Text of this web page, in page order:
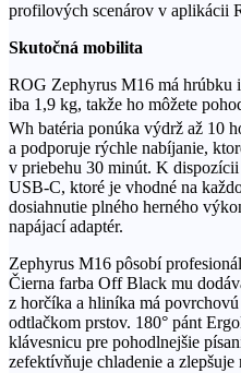
profilových scenárov v aplikácii
Skutočná mobilita
ROG Zephyrus M16 má hrúbku
iba 1,9 kg, takže ho môžete
Wh batéria ponúka výdrž až 10
a podporuje rýchle nabíjanie,
v priebehu 30 minút. K
USB-C, ktoré je vhodné na
dosiahnutie plného herného
napájací adaptér.
Zephyrus M16 pôsobí
Čierna farba Off Black mu
z horčíka a hliníka má
odtlačkom prstov. 180° pánt
klávesnicu pre pohodlnejšie
zefektívňuje chladenie a